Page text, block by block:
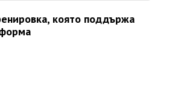
която поддържа